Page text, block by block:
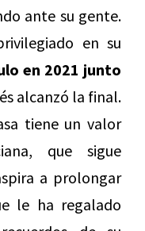
ante su gente.
en su
en 2021 junto
alcanzó la final.
tiene un valor
que sigue
a prolongar
le ha regalado